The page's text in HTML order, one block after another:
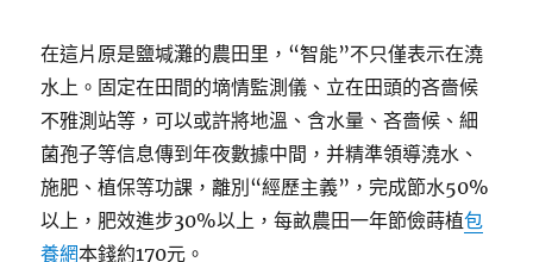
在這片原是鹽堿灘的農田里，“智能”不只僅表示在澆
水上。固定在田間的墑情監測儀、立在田頭的吝嗇候
不雅測站等，可以或許將地溫、含水量、吝嗇候、細
菌孢子等信息傳到年夜數據中間，并精準領導澆水、
施肥、植保等功課，離別“經歷主義”，完成節水50%
以上，肥效進步30%以上，每畝農田一年節儉蒔植包
養網本錢約170元。